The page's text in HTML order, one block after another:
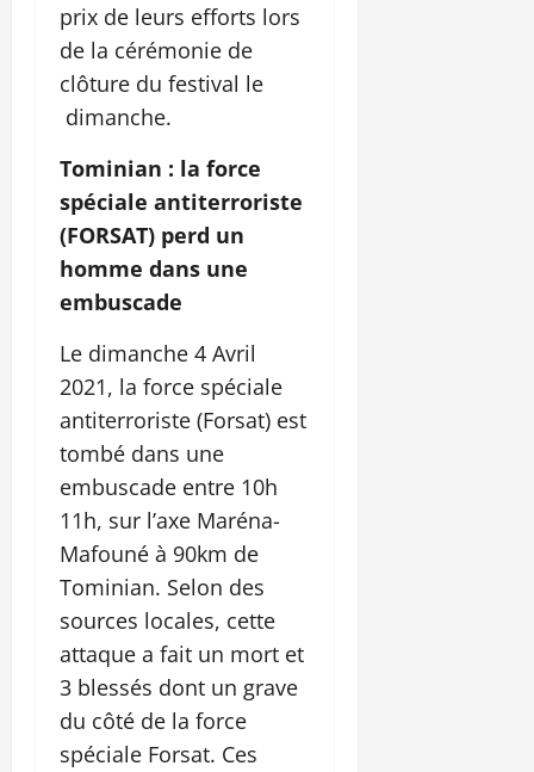
prix de leurs efforts lors
de la cérémonie de
clôture du festival le
dimanche.
Tominian : la force
spéciale antiterroriste
(FORSAT) perd un
homme dans une
embuscade
Le dimanche 4 Avril
2021, la force spéciale
antiterroriste (Forsat) est
tombé dans une
embuscade entre 10h
11h, sur l’axe Maréna-
Mafouné à 90km de
Tominian. Selon des
sources locales, cette
attaque a fait un mort et
3 blessés dont un grave
du côté de la force
spéciale Forsat. Ces